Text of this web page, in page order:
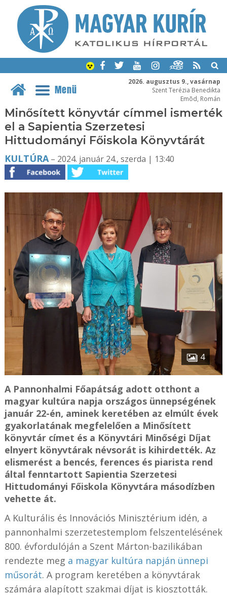
2026. augusztus 9., vasárnap
Szent Terézia Benedikta
Emõd, Román
Menü
Minősített könyvtár címmel ismerték
el a Sapientia Szerzetesi
Hittudományi Főiskola Könyvtárát
KULTÚRA– 2024. január 24., szerda | 13:40
4
A Pannonhalmi Főapátság adott otthont a
magyar kultúra napja országos ünnepségének
január 22-én, aminek keretében az elmúlt évek
gyakorlatának megfelelően a Minősített
könyvtár címet és a Könyvtári Minőségi Díjat
elnyert könyvtárak névsorát is kihirdették. Az
elismerést a bencés, ferences és piarista rend
által fenntartott Sapientia Szerzetesi
Hittudományi Főiskola Könyvtára másodízben
vehette át.
A Kulturális és Innovációs Minisztérium idén, a
pannonhalmi szerzetestemplom felszentelésének
800. évfordulóján a Szent Márton-bazilikában
rendezte meg a magyar kultúra napján ünnepi
műsorát. A program keretében a könyvtárak
számára alapított szakmai díjat is kiosztották.